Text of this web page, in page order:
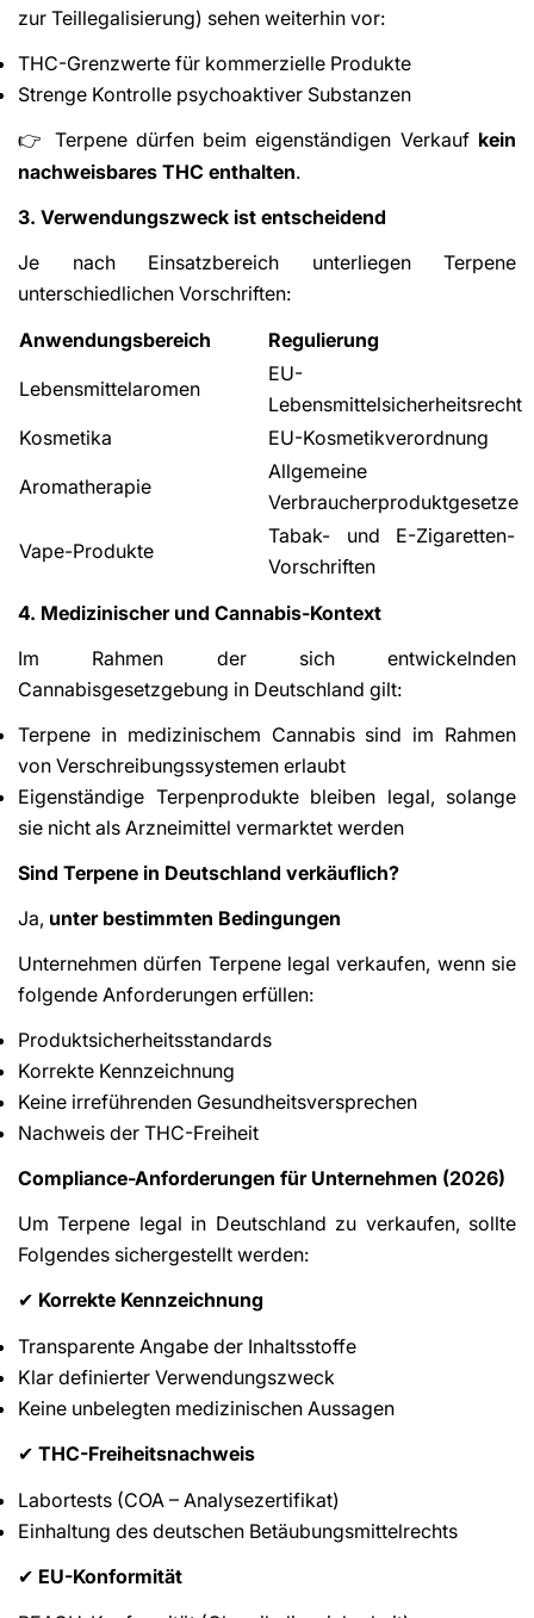
zur Teillegalisierung) sehen weiterhin vor:
THC-Grenzwerte für kommerzielle Produkte
Strenge Kontrolle psychoaktiver Substanzen
👉 Terpene dürfen beim eigenständigen Verkauf kein
nachweisbares THC enthalten.
3. Verwendungszweck ist entscheidend
Je nach Einsatzbereich unterliegen Terpene
unterschiedlichen Vorschriften:
Anwendungsbereich
Regulierung
Lebensmittelaromen
EU-
Lebensmittelsicherheitsrecht
Kosmetika
EU-Kosmetikverordnung
Aromatherapie
Allgemeine
Verbraucherproduktgesetze
Vape-Produkte
Tabak- und E-Zigaretten-
Vorschriften
4. Medizinischer und Cannabis-Kontext
Im Rahmen der sich entwickelnden
Cannabisgesetzgebung in Deutschland gilt:
Terpene in medizinischem Cannabis sind im Rahmen
von Verschreibungssystemen erlaubt
Eigenständige Terpenprodukte bleiben legal, solange
sie nicht als Arzneimittel vermarktet werden
Sind Terpene in Deutschland verkäuflich?
Ja, unter bestimmten Bedingungen
Unternehmen dürfen Terpene legal verkaufen, wenn sie
folgende Anforderungen erfüllen:
Produktsicherheitsstandards
Korrekte Kennzeichnung
Keine irreführenden Gesundheitsversprechen
Nachweis der THC-Freiheit
Compliance-Anforderungen für Unternehmen (2026)
Um Terpene legal in Deutschland zu verkaufen, sollte
Folgendes sichergestellt werden:
✔ Korrekte Kennzeichnung
Transparente Angabe der Inhaltsstoffe
Klar definierter Verwendungszweck
Keine unbelegten medizinischen Aussagen
✔ THC-Freiheitsnachweis
Labortests (COA – Analysezertifikat)
Einhaltung des deutschen Betäubungsmittelrechts
✔ EU-Konformität